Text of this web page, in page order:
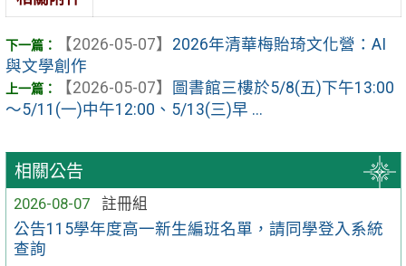
相關公告
2026-08-07
註冊組
公告115學年度高一新生編班名單，請同學登入系統
查詢
【2026-05-07】 2026年清華梅貽琦文化營：AI
與文學創作
【2026-05-07】
圖書館三樓於5/8(五)下午13:00
～5/11(一)中午12:00、5/13(三)早 ...